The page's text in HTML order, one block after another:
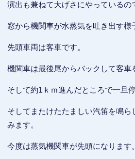
演出も兼ねて大げさにやっているの
窓から機関車が水蒸気を吐き出す様
先頭車両は客車です。
機関車は最後尾からバックして客車
そして約1ｋｍ進んだところで一旦
そしてまたけたたましい汽笛を鳴ら
みます。
今度は蒸気機関車が先頭になります。